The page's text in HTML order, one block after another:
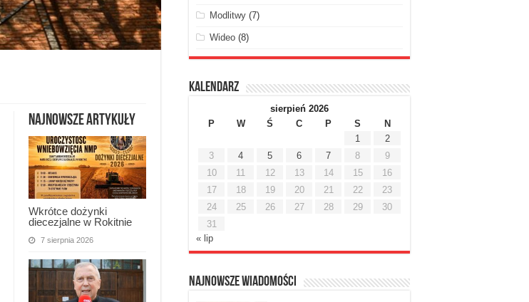
Najnowsze artykuły
Wkrótce dożynki
diecezjalne w Rokitnie
7 sierpnia 2026
Modlitwy(7)
Wideo(8)
Kalendarz
sierpień 2026
P
W Ś C P S
N
1
2
3
4 5 6 7 8
9
10
11 12 13 14 15
16
17
18 19 20 21 22
23
24
25 26 27 28 29
30
31
« lip
Najnowsze Wiadomości